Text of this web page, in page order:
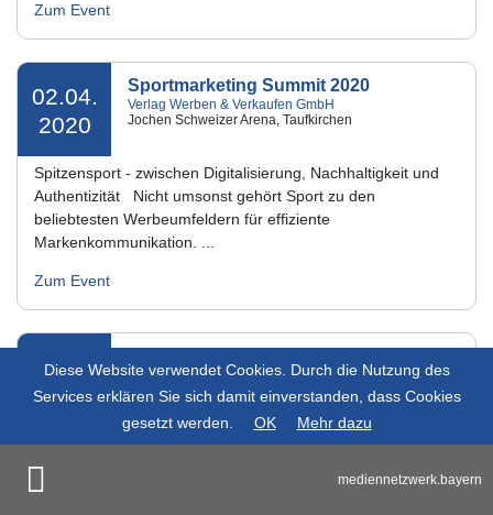
Zum Event
02.04.
2020
Sportmarketing Summit 2020
Verlag Werben & Verkaufen GmbH
Jochen Schweizer Arena, Taufkirchen
Spitzensport - zwischen Digitalisierung, Nachhaltigkeit und
Authentizität Nicht umsonst gehört Sport zu den
beliebtesten Werbeumfeldern für effiziente
Markenkommunikation. ...
Zum Event
30.03.
2020
sands media group
Holiday Inn, Unterhaching
Weniger Theorie, mehr Praxis! Die MobileTechCon bietet
zwei Workshoptage und einen Konferenztag. In ihren
praxisnahen halb- und ganztägigen Workshops vermitteln
mediennetzwerk.bayern
Diese Website verwendet Cookies. Durch die Nutzung des
Services erklären Sie sich damit einverstanden, dass Cookies
gesetzt werden.
OK Mehr dazu